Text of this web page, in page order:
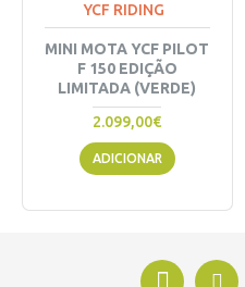
YCF RIDING
MINI MOTA YCF PILOT
F 150 EDIÇÃO
LIMITADA (VERDE)
2.099,00€
ADICIONAR